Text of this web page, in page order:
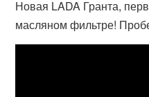
Новая LADA Гранта,
масляном фильтре!